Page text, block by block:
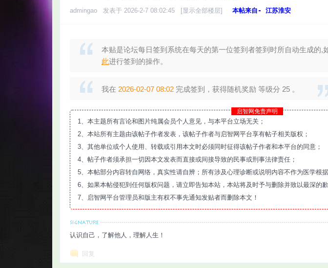
admingao 发表于 2026-2-7 08:02:45 [显示全部楼层] 本帖来自- 江苏淮安
本贴是论坛每日签到系统在每天的第一位签到者签到时所自动生成的,
此进行签到的操作。
我在 2026-02-07 08:02 完成签到，获得随机奖励 等级分 25 。
启智网免责声明
1、本主题所有言论和图片纯属会员个人意见，与本平台立场无关；
2、本站所有主题由该帖子作者发表，该帖子作者与启智网平台享有帖子相关版权；
3、其他单位或个人使用、转载或引用本文时必须同时征得该帖子作者和本平台的同意；
4、帖子作者须承担一切因本文发表而直接或间接导致的民事或刑事法律责任；
5、本帖部分内容转自网络，真实性请自辨；所有涉及心理诊断或说明内容不作为医学根
6、如果本帖侵犯到任何版权问题，请立即告知本站，本站将及时予与删除并致以最深的歉
7、启智网平台管理员和版主有权不事先通知发贴者而删除本文！
认识自己，了解他人，理解人生！
回复